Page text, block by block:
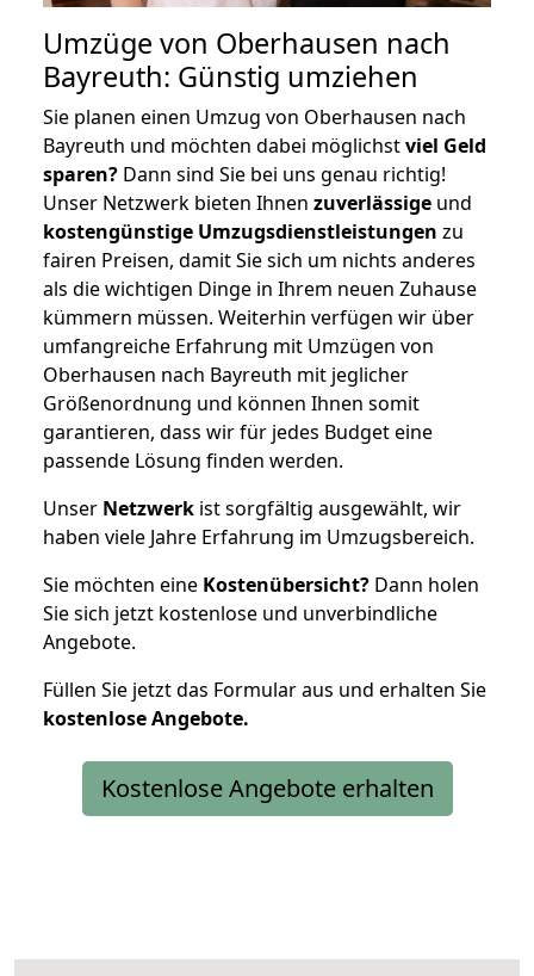
Umzüge von Oberhausen nach
Bayreuth: Günstig umziehen
Sie planen einen Umzug von Oberhausen nach
Bayreuth und möchten dabei möglichstviel Geld
sparen? Dann sind Sie bei uns genau richtig!
Unser Netzwerk bieten Ihnen zuverlässige und
kostengünstige Umzugsdienstleistungen zu
fairen Preisen, damit Sie sich um nichts anderes
als die wichtigen Dinge in Ihrem neuen Zuhause
kümmern müssen. Weiterhin verfügen wir über
umfangreiche Erfahrung mit Umzügen von
Oberhausen nach Bayreuth mit jeglicher
Größenordnung und können Ihnen somit
garantieren, dass wir für jedes Budget eine
passende Lösung finden werden.
Unser Netzwerk ist sorgfältig ausgewählt, wir
haben viele Jahre Erfahrung im Umzugsbereich.
Sie möchten eine Kostenübersicht? Dann holen
Sie sich jetzt kostenlose und unverbindliche
Angebote.
Füllen Sie jetzt das Formular aus und erhalten Sie
kostenloseAngebote.
Kostenlose Angebote erhalten